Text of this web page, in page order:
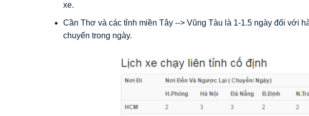
xe.
Cần Thơ và các tỉnh miền Tây --> Vũng Tàu là 1-1.5 ngày đối với
chuyển trong ngày.